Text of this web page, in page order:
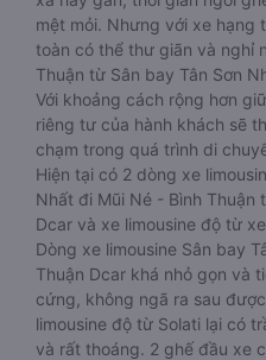
mệt mỏi. Nhưng với xe hạng
toàn có thể thư giãn và nghỉ
Thuận từ Sân bay Tân Sơn
Với khoảng cách rộng hơn
riêng tư của hành khách sẽ
chạm trong quá trình di
Hiện tại có 2 dòng xe
Nhất đi Mũi Né - Bình Thuận
Dcar và xe limousine độ từ
Dòng xe limousine Sân bay
Thuận Dcar khá nhỏ gọn và
cứng, không ngã ra sau
limousine độ từ Solati lại có
và rất thoáng. 2 ghế đầu xe